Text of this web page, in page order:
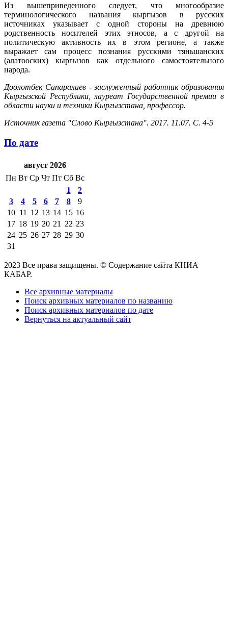
Из вышеприведенного следует, что многообразие
терминологического названия кыргызов в русских
источниках указывает с одной стороны на древнюю
родственность носителей этих этносов, а с другой на
политическую активность их в этом регионе, а также
выражает сам процесс познания русскими тяньшанских
(алатооских) кыргызов как отдельного самостоятельного
народа.
Доолотбек Сапаралиев - заслуженный работник образования
Кыргызской Республики, лауреат Государственной премии в
области науки и техники Кыргызстана, профессор.
Источник газета "Слово Кыргызстана". 2017. 11.07. С. 4-5
По дате
август 2026
Пн Вт Ср Чт Пт Сб Вс
1
2
3
4 5 6 7 8
9
10 11 12 13 14 15 16
17 18 19 20 21 22 23
24 25 26 27 28 29 30
31
2023 Все права защищены. © Содержание сайта КНИА
КАБАР.
Все архивные материалы
Поиск архивных материалов по названию
Поиск архивных материалов по дате
Вернуться на актуальный сайт